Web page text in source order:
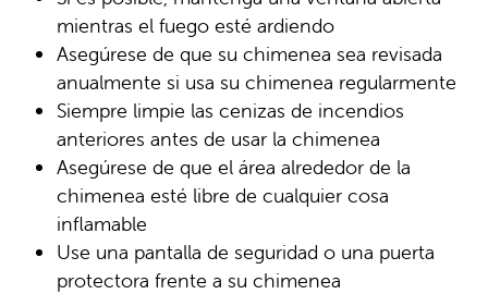
mientras el fuego esté ardiendo
Asegúrese de que su chimenea sea revisada
anualmente si usa su chimenea regularmente
Siempre limpie las cenizas de incendios
anteriores antes de usar la chimenea
Asegúrese de que el área alrededor de la
chimenea esté libre de cualquier cosa
inflamable
Use una pantalla de seguridad o una puerta
protectora frente a su chimenea